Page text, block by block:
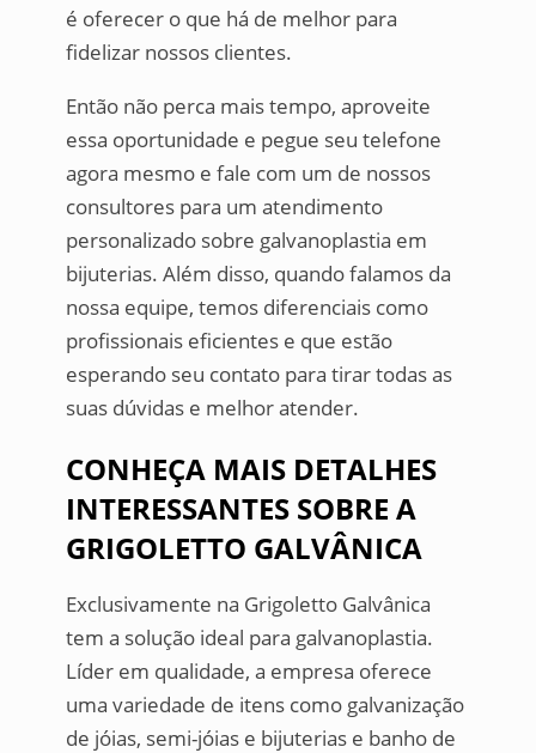
é oferecer o que há de melhor para
fidelizar nossos clientes.
Então não perca mais tempo, aproveite
essa oportunidade e pegue seu telefone
agora mesmo e fale com um de nossos
consultores para um atendimento
personalizado sobre galvanoplastia em
bijuterias. Além disso, quando falamos da
nossa equipe, temos diferenciais como
profissionais eficientes e que estão
esperando seu contato para tirar todas as
suas dúvidas e melhor atender.
CONHEÇA MAIS DETALHES
INTERESSANTES SOBRE A
GRIGOLETTO GALVÂNICA
Exclusivamente na Grigoletto Galvânica
tem a solução ideal para galvanoplastia.
Líder em qualidade, a empresa oferece
uma variedade de itens como galvanização
de jóias, semi-jóias e bijuterias e banho de